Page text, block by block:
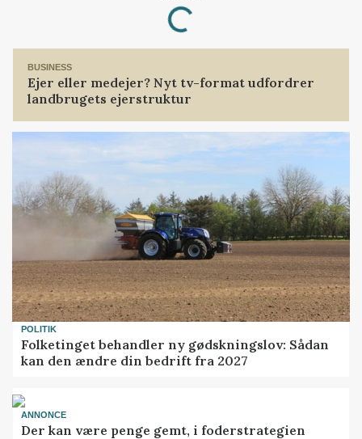
BUSINESS
Ejer eller medejer? Nyt tv-format udfordrer
landbrugets ejerstruktur
POLITIK
Folketinget behandler ny gødskningslov: Sådan
kan den ændre din bedrift fra 2027
ANNONCE
Der kan være penge gemt, i foderstrategien